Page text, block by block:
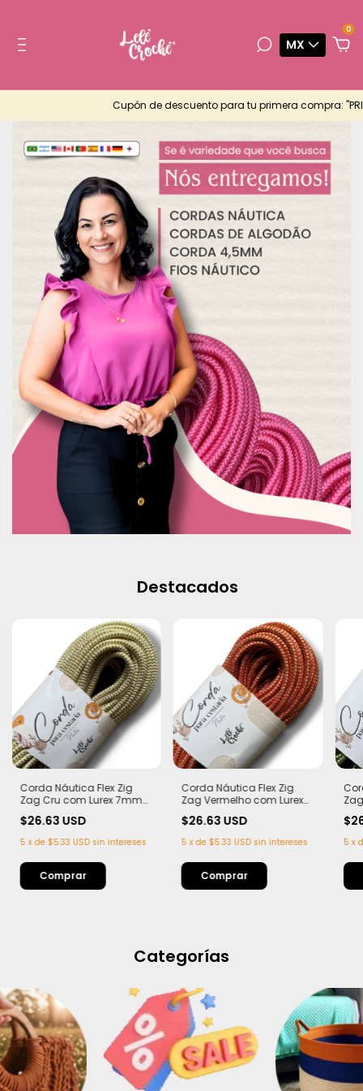
MX
0
Cupón de descuento para tu primera compra:
Destacados
Corda Náutica Flex Zig
Zag Cru com Lurex 7mm
$26.63 USD
5 xde $5.33 USD sin intereses
Corda Náutica Flex Zig
Zag Vermelho com Lurex
metros
$26.63 USD
5 xde$5.33 USD sin intereses
50
5 x
Categorías